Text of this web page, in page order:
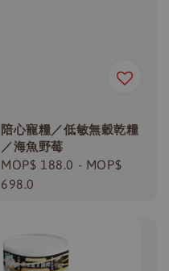
陪心寵糧／低敏無穀乾糧
／海魚野莓
Regular
price
MOP$ 188.0 - MOP$
698.0